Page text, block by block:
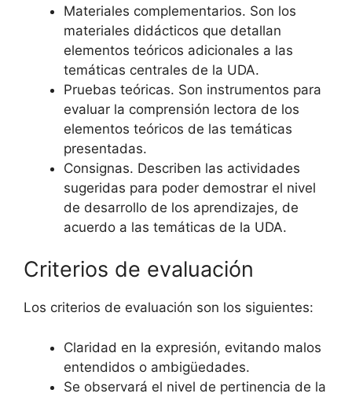
Materiales complementarios. Son los
materiales didácticos que detallan
elementos teóricos adicionales a las
temáticas centrales de la UDA.
Pruebas teóricas. Son instrumentos para
evaluar la comprensión lectora de los
elementos teóricos de las temáticas
presentadas.
Consignas. Describen las actividades
sugeridas para poder demostrar el nivel
de desarrollo de los aprendizajes, de
acuerdo a las temáticas de la UDA.
Criterios de evaluación
Los criterios de evaluación son los siguientes:
Claridad en la expresión, evitando malos
entendidos o ambigüedades.
Se observará el nivel de pertinencia de la